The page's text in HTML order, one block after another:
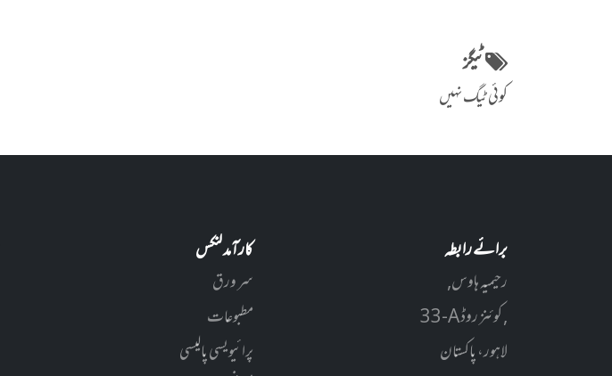
ٹیگز
کوئی ٹیگ نہیں
برائے رابطہ
رحیمیہ ہاوس,
33-A کوئنز روڈ ,
لاہور، پاکستان
کارآمد لنکس
سر ورق
مطبوعات
پرائیویسی پالیسی